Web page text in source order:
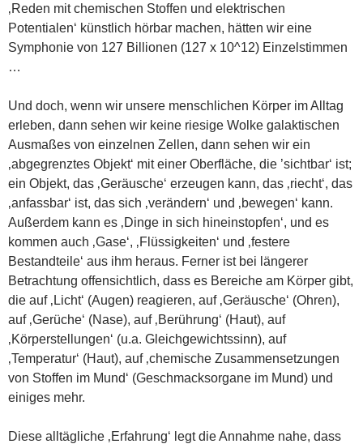
‚Reden mit chemischen Stoffen und elektrischen
Potentialen‘ künstlich hörbar machen, hätten wir eine
Symphonie von 127 Billionen (127 x 10^12) Einzelstimmen
…
Und doch, wenn wir unsere menschlichen Körper im Alltag
erleben, dann sehen wir keine riesige Wolke galaktischen
Ausmaßes von einzelnen Zellen, dann sehen wir ein
‚abgegrenztes Objekt‘ mit einer Oberfläche, die ’sichtbar‘ ist;
ein Objekt, das ‚Geräusche‘ erzeugen kann, das ‚riecht‘, das
‚anfassbar‘ ist, das sich ‚verändern‘ und ‚bewegen‘ kann.
Außerdem kann es ‚Dinge in sich hineinstopfen‘, und es
kommen auch ‚Gase‘, ‚Flüssigkeiten‘ und ‚festere
Bestandteile‘ aus ihm heraus. Ferner ist bei längerer
Betrachtung offensichtlich, dass es Bereiche am Körper gibt,
die auf ‚Licht‘ (Augen) reagieren, auf ‚Geräusche‘ (Ohren),
auf ‚Gerüche‘ (Nase), auf ‚Berührung‘ (Haut), auf
‚Körperstellungen‘ (u.a. Gleichgewichtssinn), auf
‚Temperatur‘ (Haut), auf ‚chemische Zusammensetzungen
von Stoffen im Mund‘ (Geschmacksorgane im Mund) und
einiges mehr.
Diese alltägliche ‚Erfahrung‘ legt die Annahme nahe, dass